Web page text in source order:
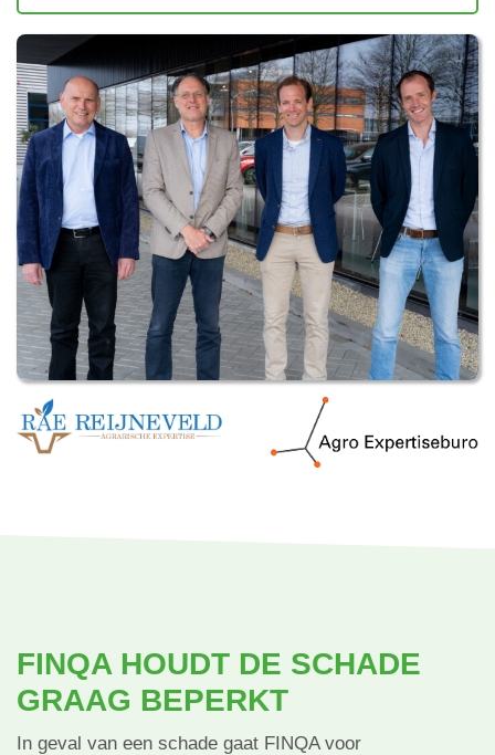
FINQA HOUDT DE SCHADE
GRAAG BEPERKT
In geval van een schade gaat FINQA voor